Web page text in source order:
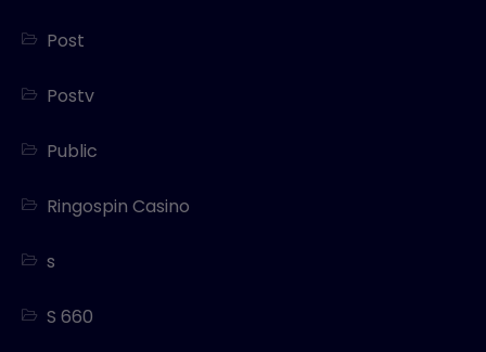
Post
Postv
Public
Ringospin Casino
s
S 660